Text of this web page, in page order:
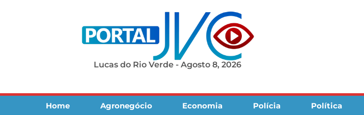
Lucas do Rio Verde - Agosto 8, 2026
Home Agronegócio Economia Polícia Política